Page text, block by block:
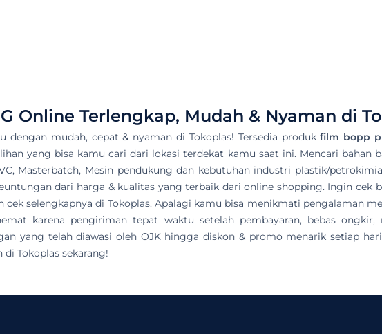
Online Terlengkap, Mudah & Nyaman di
dengan mudah, cepat & nyaman di Tokoplas! Tersedia produkfilm bopp
yang bisa kamu cari dari lokasi terdekat kamu saat ini. Mencari bahan
Masterbatch, Mesin pendukung dan kebutuhan industri plastik/
dari harga & kualitas yang terbaik dari online shopping. Ingin cek
cek selengkapnya di Tokoplas. Apalagi kamu bisa menikmati pengalaman
karena pengiriman tepat waktu setelah pembayaran, bebas
yang telah diawasi oleh OJK hingga diskon & promo menarik setiap
Tokoplas sekarang!